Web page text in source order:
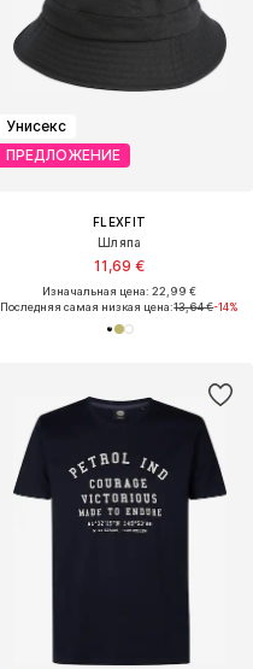
Унисекс
ПРЕДЛОЖЕНИЕ
FLEXFIT
Шляпа
11,69 €
Изначальная цена: 22,99 €
Последняя самая низкая цена:13,64 €-14%